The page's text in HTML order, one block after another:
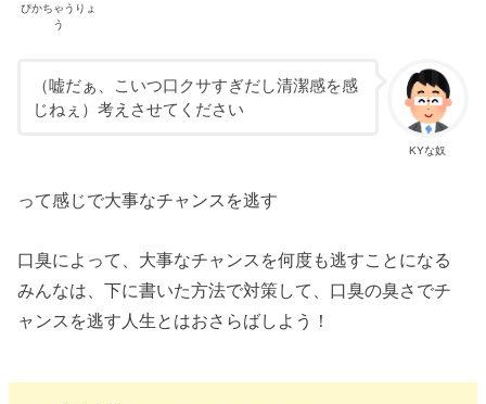
ぴかちゃうりょ
う
KYな奴
（嘘だぁ、こいつ口クサすぎだし清潔感を感
じねぇ）考えさせてください
って感じで大事なチャンスを逃す
口臭によって、大事なチャンスを何度も逃すことになる
みんなは、下に書いた方法で対策して、口臭の臭さでチ
ャンスを逃す人生とはおさらばしよう！